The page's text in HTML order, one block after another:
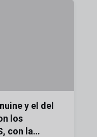
y el del
los
con la